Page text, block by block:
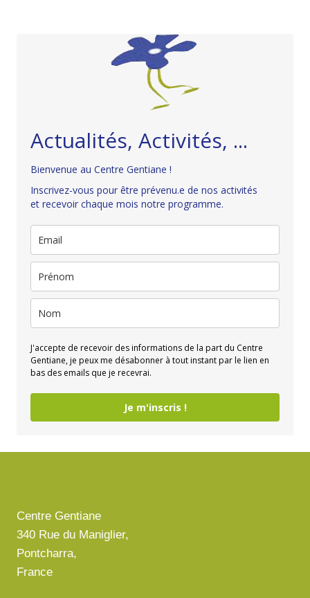
Actualités, Activités, ...
Bienvenue au Centre Gentiane !
Inscrivez-vous pour être prévenu.e de nos activités
et recevoir chaque mois notre programme.
J'accepte de recevoir des informations de la part du Centre
Gentiane, je peux me désabonner à tout instant par le lien en
bas des emails que je recevrai.
Je m'inscris !
Centre Gentiane
340 Rue du Maniglier,
Pontcharra,
France